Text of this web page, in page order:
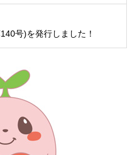
号)を発行しました！